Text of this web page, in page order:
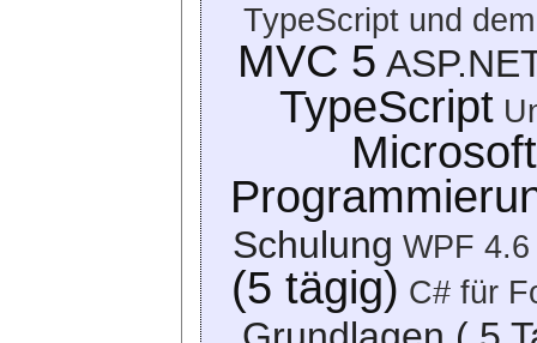
TypeScript und
MVC 5
TypeScript
Schulung WPF
(5 tägig) C# für